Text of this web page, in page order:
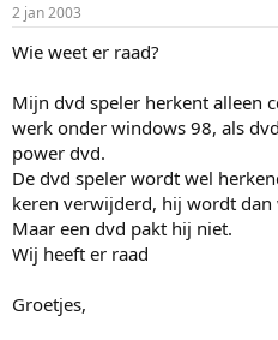
s
t
a
t
e
r
m
2 jan 2003
Wie weet er raad?
Mijn dvd speler herkent alleen
werk onder windows 98, als
power dvd.
De dvd speler wordt wel
keren verwijderd, hij wordt dan
Maar een dvd pakt hij niet.
Wij heeft er raad
Groetjes,